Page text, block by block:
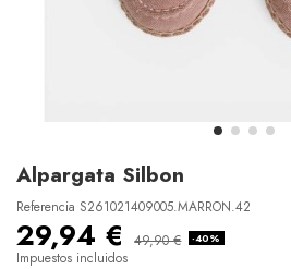
Alpargata Silbon
Referencia S261021409005.MARRON.42
29,94 € 49,90 € -40%
Impuestos incluidos